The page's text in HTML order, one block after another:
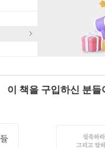
이 책을 구입하신 분